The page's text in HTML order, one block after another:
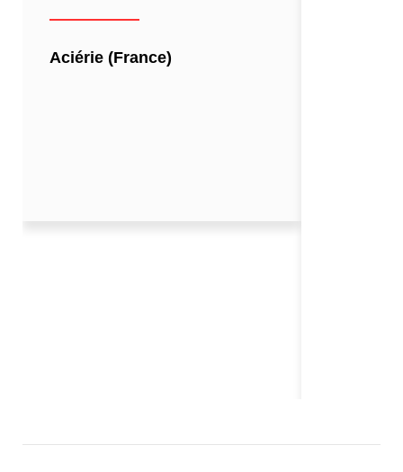
Aciérie (France)